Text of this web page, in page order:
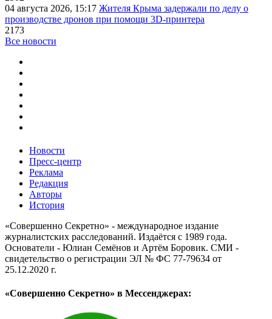
04 августа 2026, 15:17 Жителя Крыма задержали по делу о
производстве дронов при помощи 3D‑принтера
2173
Все новости
Новости
Пресс-центр
Реклама
Редакция
Авторы
История
«Совершенно Секретно» - международное издание
журналистских расследований. Издаётся с 1989 года.
Основатели - Юлиан Семёнов и Артём Боровик. CМИ -
свидетельство о регистрации ЭЛ № ФС 77-79634 от
25.12.2020 г.
«Совершенно Секретно» в Мессенджерах: